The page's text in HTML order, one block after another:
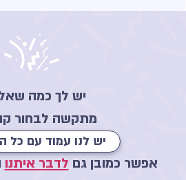
יש לך כמה
מתקשה לבחור
יש לנו עמוד עם כל
אפשר כמובן גם לדבר איתנו